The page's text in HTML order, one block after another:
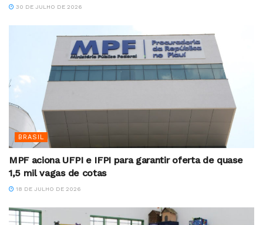
30 DE JULHO DE 2026
BRASIL
MPF aciona UFPI e IFPI para garantir oferta de quase
1,5 mil vagas de cotas
18 DE JULHO DE 2026